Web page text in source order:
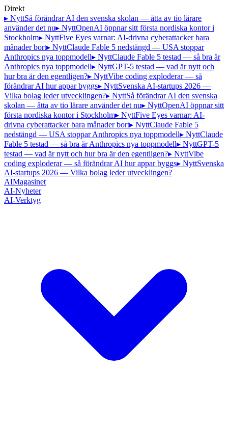
Direkt
▸ NyttSå förändrar AI den svenska skolan — åtta av tio lärare
använder det nu▸ NyttOpenAI öppnar sitt första nordiska kontor i
Stockholm▸ NyttFive Eyes varnar: AI-drivna cyberattacker bara
månader bort▸ NyttClaude Fable 5 nedstängd — USA stoppar
Anthropics nya toppmodell▸ NyttClaude Fable 5 testad — så bra är
Anthropics nya toppmodell▸ NyttGPT-5 testad — vad är nytt och
hur bra är den egentligen?▸ NyttVibe coding exploderar — så
förändrar AI hur appar byggs▸ NyttSvenska AI-startups 2026 —
Vilka bolag leder utvecklingen?▸ NyttSå förändrar AI den svenska
skolan — åtta av tio lärare använder det nu▸ NyttOpenAI öppnar sitt
första nordiska kontor i Stockholm▸ NyttFive Eyes varnar: AI-
drivna cyberattacker bara månader bort▸ NyttClaude Fable 5
nedstängd — USA stoppar Anthropics nya toppmodell▸ NyttClaude
Fable 5 testad — så bra är Anthropics nya toppmodell▸ NyttGPT-5
testad — vad är nytt och hur bra är den egentligen?▸ NyttVibe
coding exploderar — så förändrar AI hur appar byggs▸ NyttSvenska
AI-startups 2026 — Vilka bolag leder utvecklingen?
AIMagasinet
AI-Nyheter
AI-Verktyg